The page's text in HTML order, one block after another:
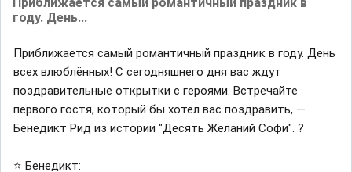
году. День...
Приближается самый романтичный праздник в году. День
всех влюблённых! С сегодняшнего дня вас ждут
поздравительные открытки с героями. Встречайте
первого гостя, который бы хотел вас поздравить, —
Бенедикт Рид из истории "Десять Желаний Софи". ?
⭐ Бенедикт: